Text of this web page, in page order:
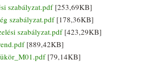
szabályzat.pdf[253,69KB]
szabályzat.pdf[178,36KB]
szabályzat.pdf[423,29KB]
[889,42KB]
[79,14KB]